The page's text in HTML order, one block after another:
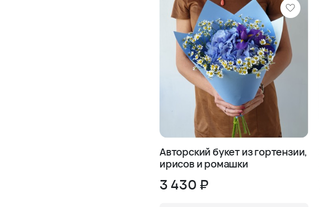
Авторский букет из гортензии,
ирисов и ромашки
3 430 ₽